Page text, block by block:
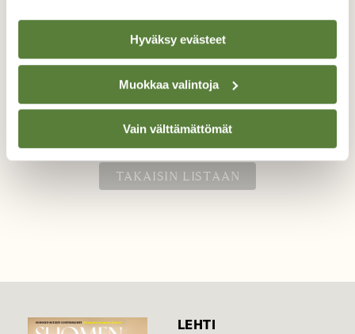
Hyväksy evästeet
Muokkaa valintoja
Vain välttämättömät
Tiukka katse
Tiukan katseen saimme,kun taisimme häiritä
Valokuvaaja: Hanna Rönty, Ihode 3.10.2025
TAKAISIN LISTAAN
LEHTI